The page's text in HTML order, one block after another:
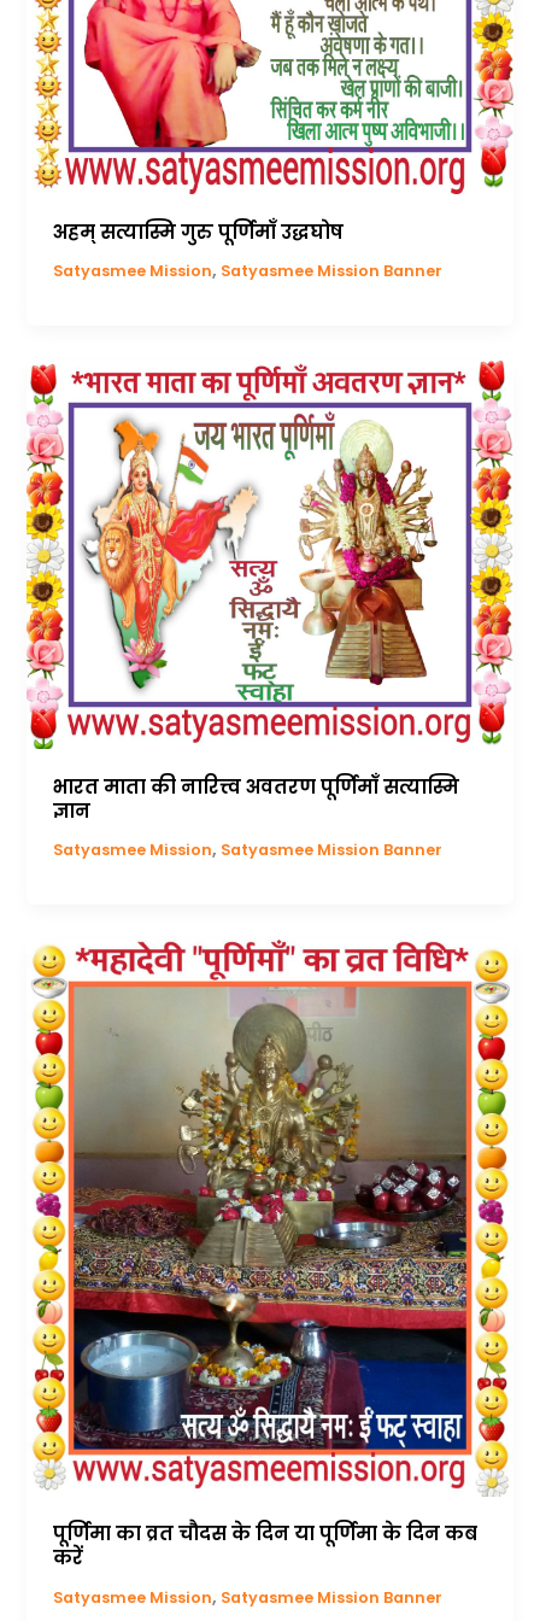
अहम् सत्यास्मि गुरु पूर्णिमाँ उद्धघोष
Satyasmee Mission, Satyasmee Mission Banner
भारत माता की नारित्त्व अवतरण पूर्णिमाँ सत्यास्मि
ज्ञान
Satyasmee Mission, Satyasmee Mission Banner
पूर्णिमा का व्रत चौदस के दिन या पूर्णिमा के दिन कब
करें
Satyasmee Mission, Satyasmee Mission Banner